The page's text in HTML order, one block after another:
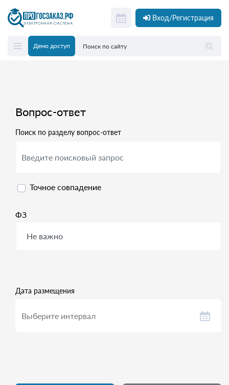
Вход/Регистрация
Демо доступ
Вопрос-ответ
Поиск по разделу вопрос-ответ
Точное совпадение
ФЗ
Дата размещения